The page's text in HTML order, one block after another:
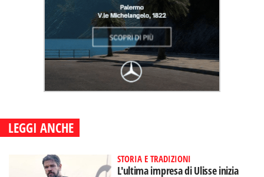
LEGGI ANCHE
STORIA E TRADIZIONI
L'ultima impresa di Ulisse inizia